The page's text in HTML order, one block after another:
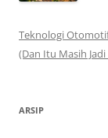
Teknologi
(Dan Itu Masih
ARSIP